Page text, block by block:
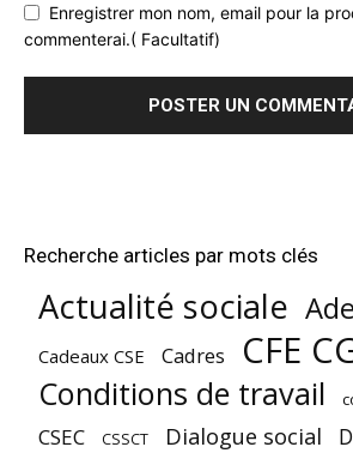
Enregistrer mon nom, email pour la
commenterai.( Facultatif)
Recherche articles par mots clés
Actualité sociale
Cadeaux CSE Cadres CFE
Conditions de travail
CSEC CSSCT Dialogue social